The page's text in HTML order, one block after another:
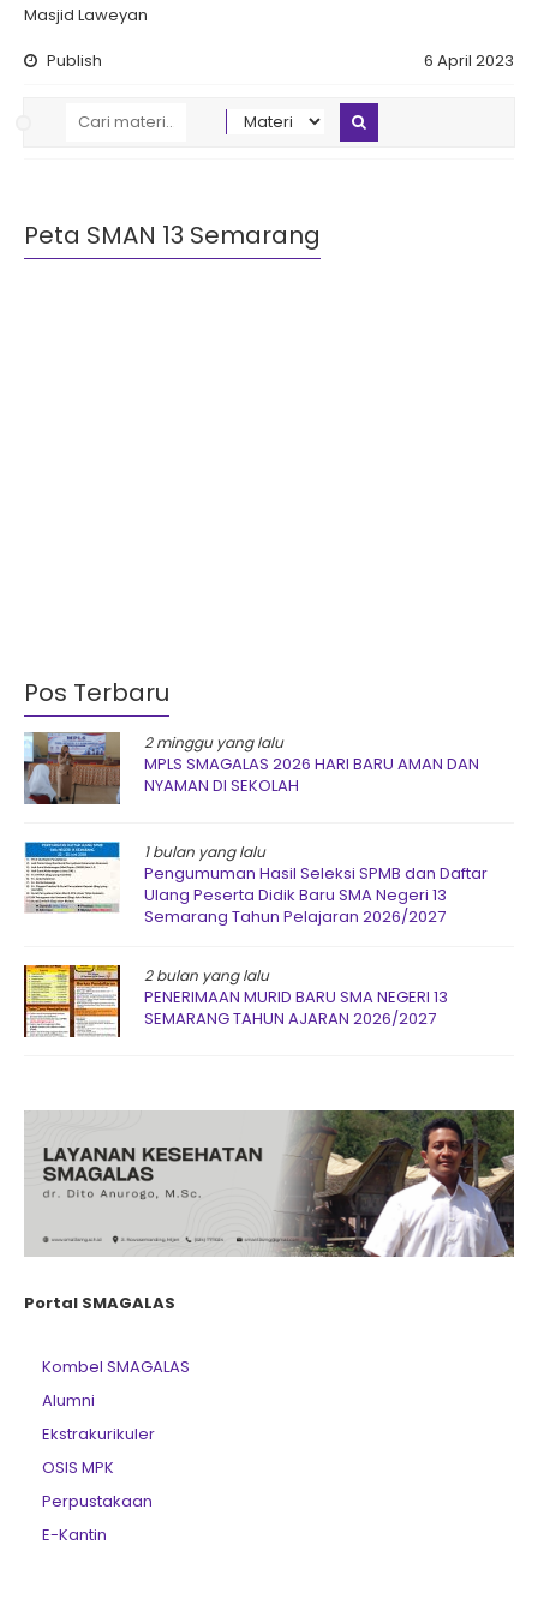
Masjid Laweyan
Publish
6 April 2023
Peta SMAN 13 Semarang
Pos Terbaru
2 minggu yang lalu
MPLS SMAGALAS 2026 HARI BARU AMAN DAN
NYAMAN DI SEKOLAH
1 bulan yang lalu
Pengumuman Hasil Seleksi SPMB dan Daftar
Ulang Peserta Didik Baru SMA Negeri 13
Semarang Tahun Pelajaran 2026/2027
2 bulan yang lalu
PENERIMAAN MURID BARU SMA NEGERI 13
SEMARANG TAHUN AJARAN 2026/2027
Portal SMAGALAS
Kombel SMAGALAS
Alumni
Ekstrakurikuler
OSIS MPK
Perpustakaan
E-Kantin